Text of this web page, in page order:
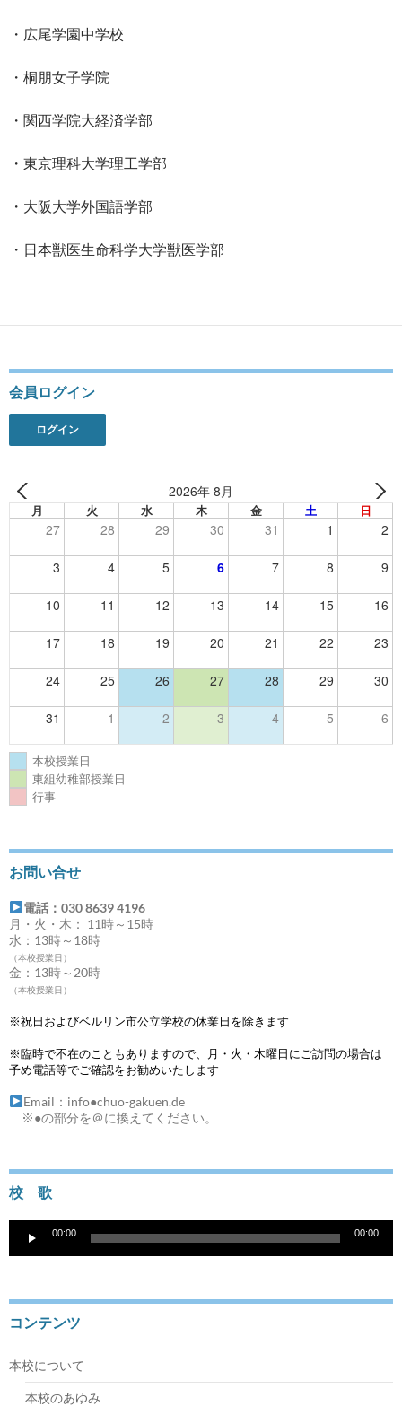
・広尾学園中学校
・桐朋女子学院
・関西学院大経済学部
・東京理科大学理工学部
・大阪大学外国語学部
・日本獣医生命科学大学獣医学部
会員ログイン
ログイン
2026年 8月
月 火 水 木 金 土 日
27 28 29 30 31 1 2
3 4 5 6 7 8 9
10 11 12 13 14 15 16
17 18 19 20 21 22 23
24 25 26 27 28 29 30
31 1 2 3 4 5 6
本校授業日
東組幼稚部授業日
行事
お問い合せ
電話：030 8639 4196
月・火・木： 11時～15時
水：13時～18時
（本校授業日）
金：13時～20時
（本校授業日）
※祝日およびベルリン市公立学校の休業日を除きます
※臨時で不在のこともありますので、月・火・木曜日にご訪問の場合は
予め電話等でご確認をお勧めいたします
Email：info●chuo-gakuen.de
※●の部分を＠に換えてください。
校 歌
プ
ヤ
ー
00:00 00:00
コンテンツ
本校について
本校のあゆみ